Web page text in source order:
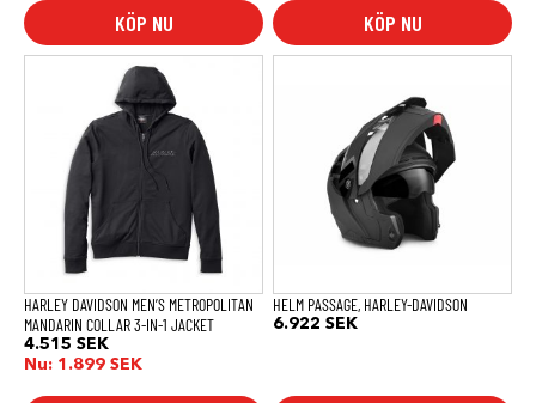
KÖP NU KÖP NU
HARLEY DAVIDSON MEN’S METROPOLITAN
MANDARIN COLLAR 3-IN-1 JACKET
4.515 SEK
Nu: 1.899 SEK
produkten
varianter.
alternativen
väljas
produktsidan
HELM PASSAGE, HARLEY-DAVIDSON
6.922 SEK
varianter.
alternativen
produktsidan